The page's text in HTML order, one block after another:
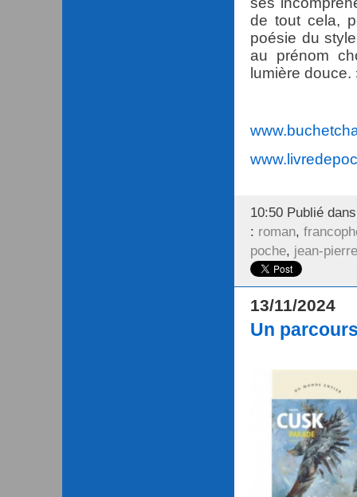
de tout cela,
poésie du
au prénom
lumière douce.
10:50 Publié
: roman,
poche, jean-
13/11/2024
Un